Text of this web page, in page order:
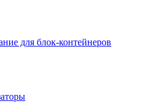
для блок-контейнеров